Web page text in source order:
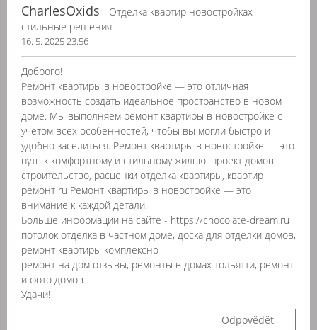
CharlesOxids - Отделка квартир новостройках –
стильные решения!
16. 5. 2025 23:56
Доброго!
Ремонт квартиры в новостройке — это отличная
возможность создать идеальное пространство в новом
доме. Мы выполняем ремонт квартиры в новостройке с
учетом всех особенностей, чтобы вы могли быстро и
удобно заселиться. Ремонт квартиры в новостройке — это
путь к комфортному и стильному жилью. проект домов
строительство, расценки отделка квартиры, квартир
ремонт ru Ремонт квартиры в новостройке — это
внимание к каждой детали.
Больше информации на сайте - https://chocolate-dream.ru
потолок отделка в частном доме, доска для отделки домов,
ремонт квартиры комплексно
ремонт на дом отзывы, ремонты в домах тольятти, ремонт
и фото домов
Удачи!
Odpovědět